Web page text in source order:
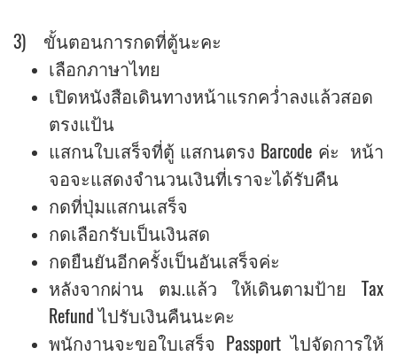
3) ขั้นตอนการกดที่ตู้นะคะ
เลือกภาษาไทย
เปิดหนังสือเดินทางหน้าแรกคว่ำลงแล้วสอด
ตรงแป้น
แสกนใบเสร็จที่ตู้ แสกนตรง Barcode ค่ะ หน้า
จอจะแสดงจำนวนเงินที่เราจะได้รับคืน
กดที่ปุ่มแสกนเสร็จ
กดเลือกรับเป็นเงินสด
กดยืนยันอีกครั้งเป็นอันเสร็จค่ะ
หลังจากผ่าน ตม.แล้ว ให้เดินตามป้าย Tax
Refund ไปรับเงินคืนนะคะ
พนักงานจะขอใบเสร็จ Passport ไปจัดการให้